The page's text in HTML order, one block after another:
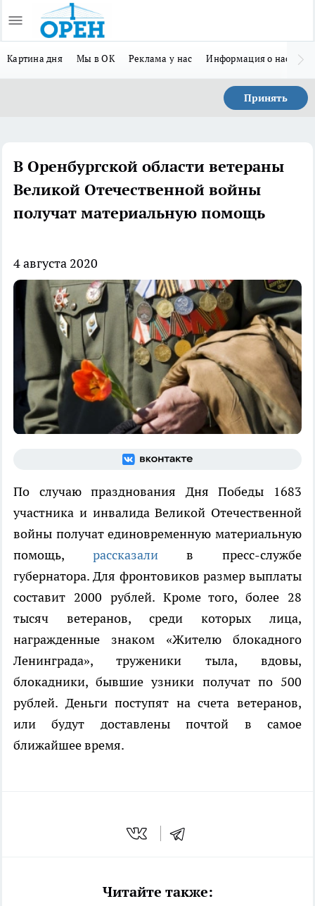
Картина дня Мы в ОК Реклама у нас Информация о нас
Принять
В Оренбургской области ветераны
Великой Отечественной войны
получат материальную помощь
4 августа 2020
По случаю празднования Дня Победы 1683
участника и инвалида Великой Отечественной
войны получат единовременную материальную
помощь, рассказалив пресс-службе
губернатора. Для фронтовиков размер выплаты
составит 2000 рублей. Кроме того, более 28
тысяч ветеранов, среди которых лица,
награжденные знаком «Жителю блокадного
Ленинграда», труженики тыла, вдовы,
блокадники, бывшие узники получат по 500
рублей. Деньги поступят на счета ветеранов,
или будут доставлены почтой в самое
ближайшее время.
Читайте также: